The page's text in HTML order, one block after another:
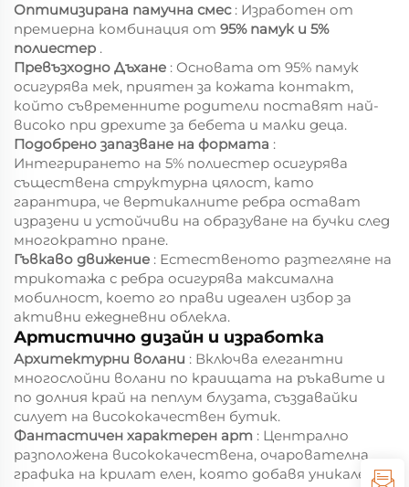
Оптимизирана памучна смес : Изработен от
премиерна комбинация от 95% памук и 5%
полиестер .
Превъзходно Дъхане : Основата от 95% памук
осигурява мек, приятен за кожата контакт,
който съвременните родители поставят най-
високо при дрехите за бебета и малки деца.
Подобрено запазване на формата :
Интегрирането на 5% полиестер осигурява
съществена структурна цялост, като
гарантира, че вертикалните ребра остават
изразени и устойчиви на образуване на бучки след
многократно пране.
Гъвкаво движение : Естественото разтегляне на
трикотажа с ребра осигурява максимална
мобилност, което го прави идеален избор за
активни ежедневни облекла.
Артистично дизайн и изработка
Архитектурни волани : Включва елегантни
многослойни волани по краищата на ръкавите и
по долния край на пеплум блузата, създавайки
силует на висококачествен бутик.
Фантастичен характерен арт : Централно
разположена висококачествена, очарователна
графика на крилат елен, която добавя уникален